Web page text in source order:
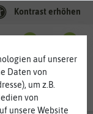
Kontrast erhöhen
auf unserer
Daten von
um z.B.
von
unsere Website